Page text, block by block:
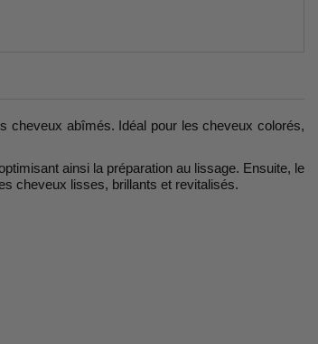
cheveux abîmés. Idéal pour les cheveux colorés,
ainsi la préparation au lissage. Ensuite, le
cheveux lisses, brillants et revitalisés.